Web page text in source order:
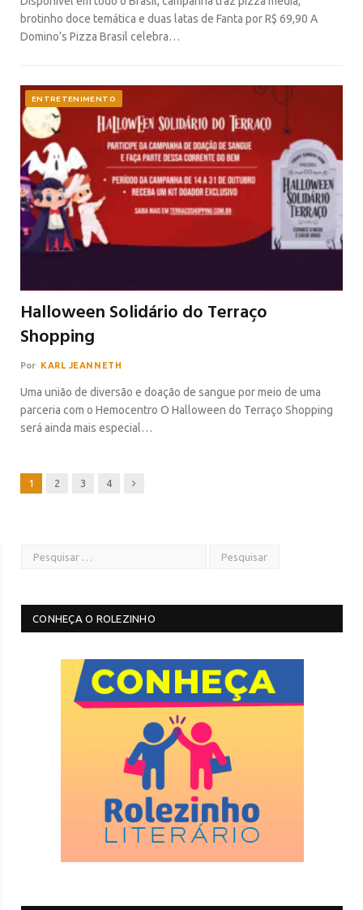
brotinho doce temática e duas latas de Fanta por R$ 69,90 A
Domino’s Pizza Brasil celebra…
ENTRETENIMENTO
Halloween Solidário do Terraço
Shopping
Por KARL JEANNETH
Uma união de diversão e doação de sangue por meio de uma
parceria com o Hemocentro O Halloween do Terraço Shopping
será ainda mais especial…
1 2 3 4 Next
CONHEÇA O ROLEZINHO